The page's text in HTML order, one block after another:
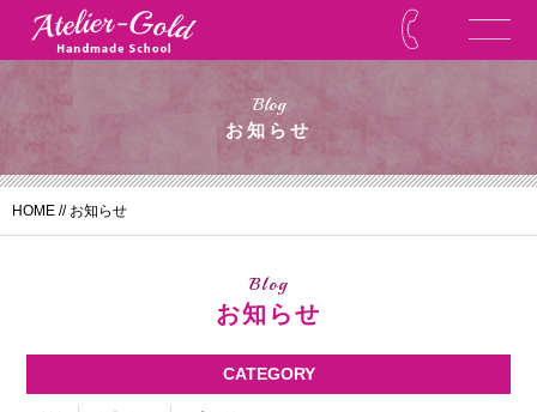
Blog
お知らせ
HOME // お知らせ
Blog
お知らせ
CATEGORY